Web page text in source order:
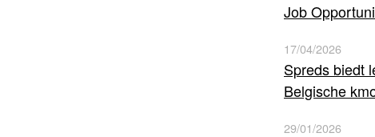
Job
17/04/2026
Spreds biedt
Belgische
29/01/2026